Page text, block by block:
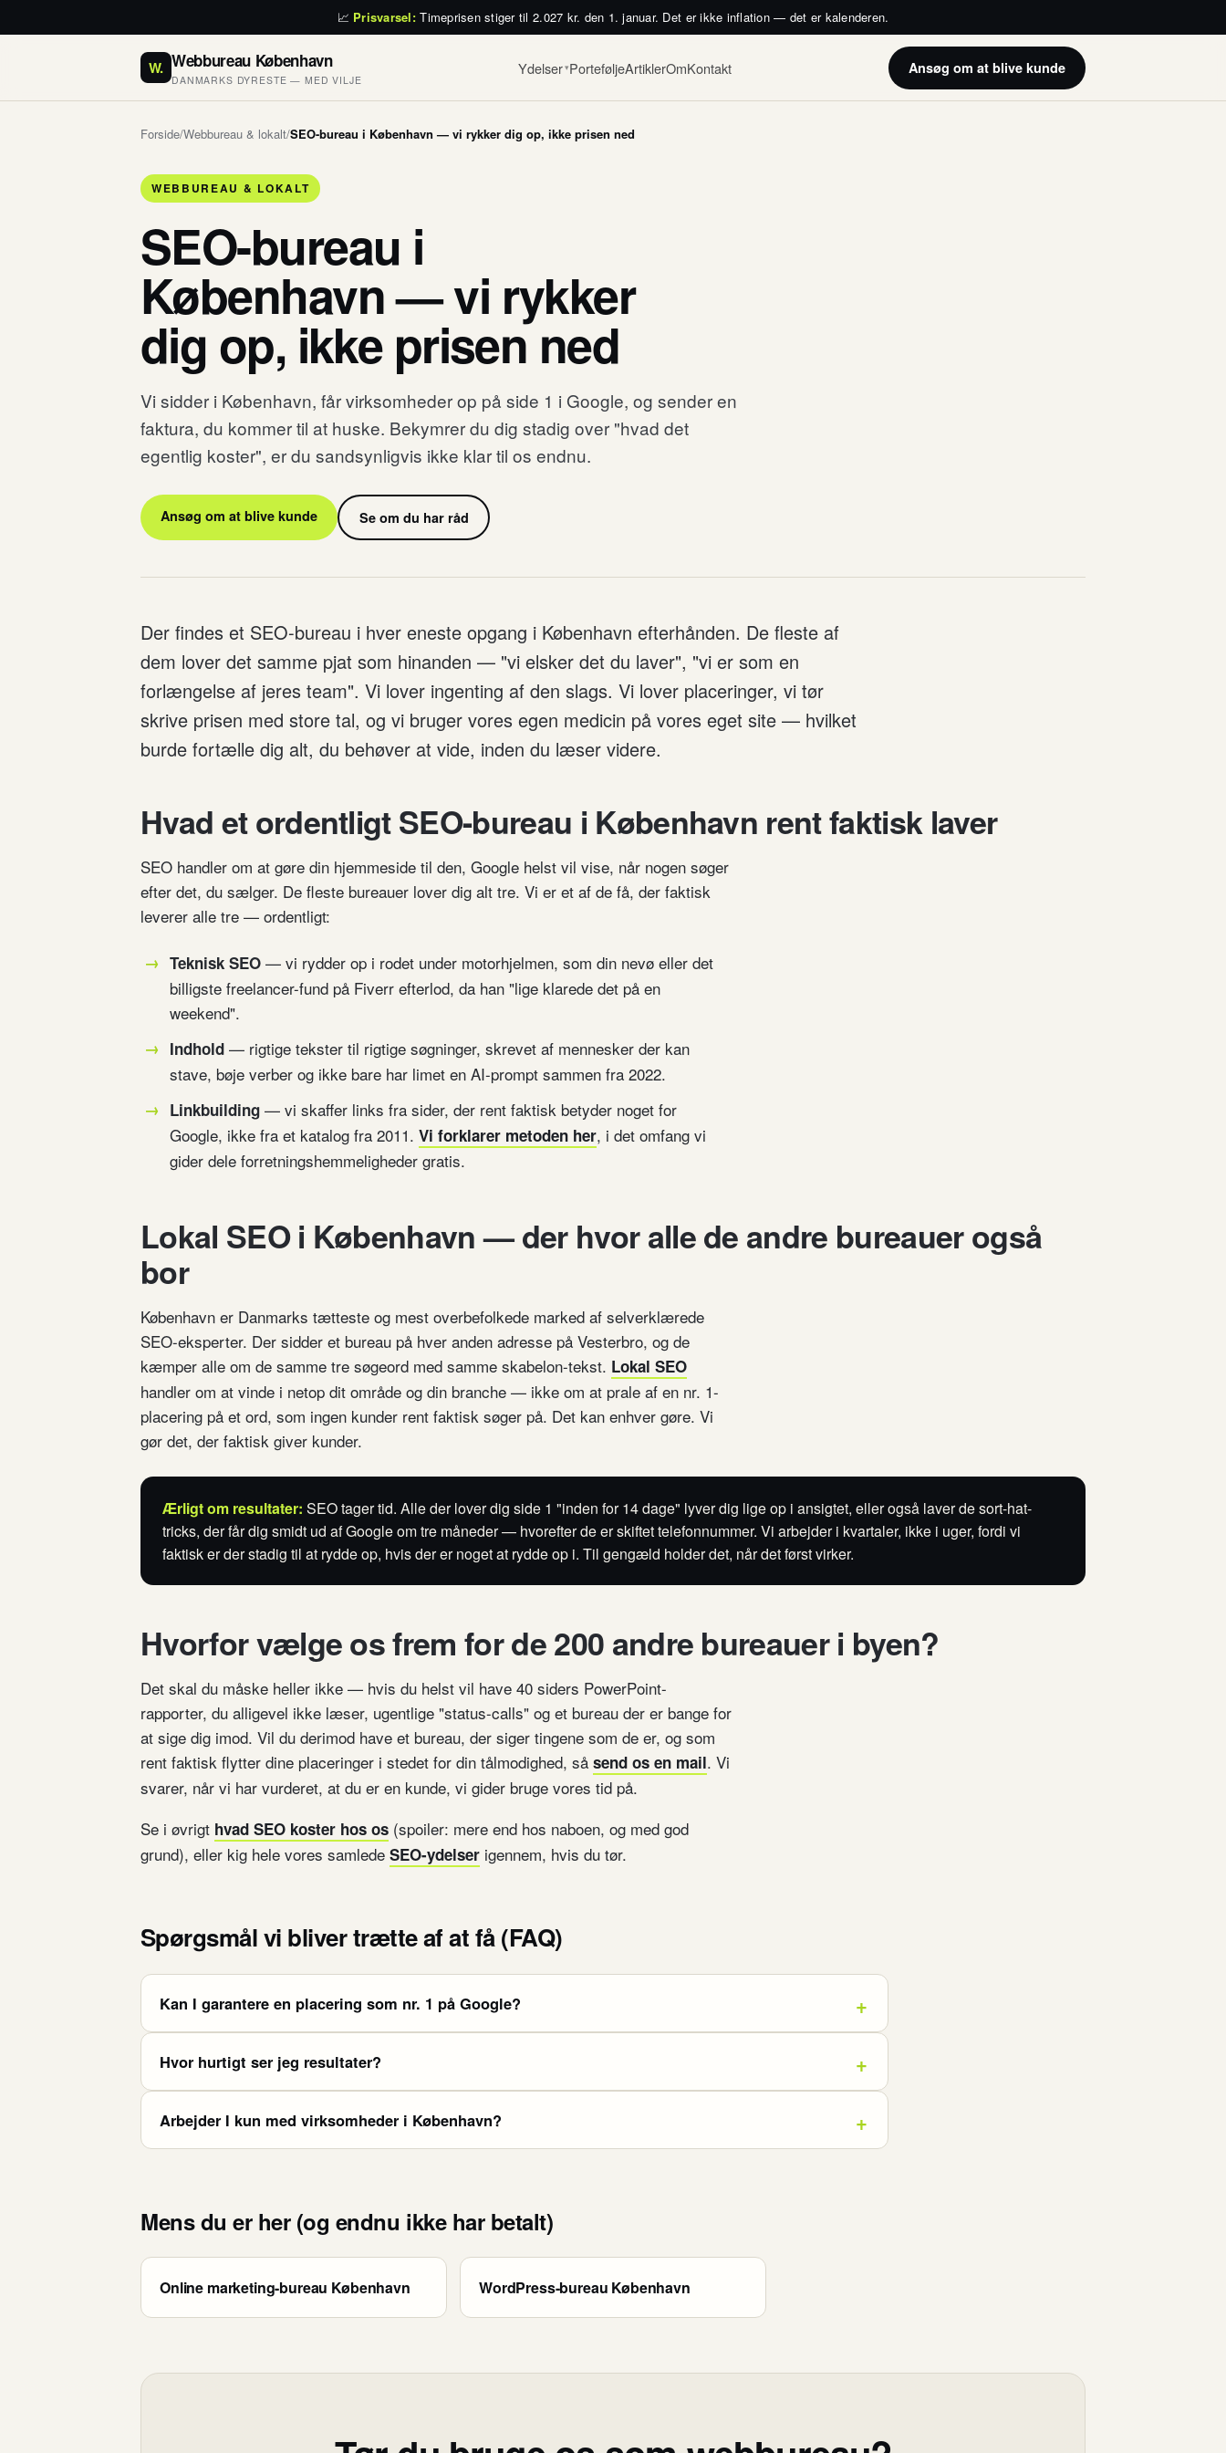
📈 Prisvarsel: Timeprisen stiger til 2.027 kr. den 1. januar. Det er ikke inflation — det er kalenderen.
W. Webbureau København
DANMARKS DYRESTE — MED VILJE
Ydelser▾PorteføljeArtiklerOmKontakt Ansøg om at blive kunde
Forside/Webbureau & lokalt/SEO-bureau i København — vi rykker dig op, ikke prisen ned
WEBBUREAU & LOKALT
SEO-bureau i
København — vi rykker
dig op, ikke prisen ned
Vi sidder i København, får virksomheder op på side 1 i Google, og sender en
faktura, du kommer til at huske. Bekymrer du dig stadig over "hvad det
egentlig koster", er du sandsynligvis ikke klar til os endnu.
Ansøg om at blive kunde Se om du har råd
Der findes et SEO-bureau i hver eneste opgang i København efterhånden. De fleste af
dem lover det samme pjat som hinanden — "vi elsker det du laver", "vi er som en
forlængelse af jeres team". Vi lover ingenting af den slags. Vi lover placeringer, vi tør
skrive prisen med store tal, og vi bruger vores egen medicin på vores eget site — hvilket
burde fortælle dig alt, du behøver at vide, inden du læser videre.
Hvad et ordentligt SEO-bureau i København rent faktisk laver
SEO handler om at gøre din hjemmeside til den, Google helst vil vise, når nogen søger
efter det, du sælger. De fleste bureauer lover dig alt tre. Vi er et af de få, der faktisk
leverer alle tre — ordentligt:
Teknisk SEO — vi rydder op i rodet under motorhjelmen, som din nevø eller det
billigste freelancer-fund på Fiverr efterlod, da han "lige klarede det på en
weekend".
Indhold — rigtige tekster til rigtige søgninger, skrevet af mennesker der kan
stave, bøje verber og ikke bare har limet en AI-prompt sammen fra 2022.
Linkbuilding — vi skaffer links fra sider, der rent faktisk betyder noget for
Google, ikke fra et katalog fra 2011. Vi forklarer metoden her, i det omfang vi
gider dele forretningshemmeligheder gratis.
Lokal SEO i København — der hvor alle de andre bureauer også
bor
København er Danmarks tætteste og mest overbefolkede marked af selverklærede
SEO-eksperter. Der sidder et bureau på hver anden adresse på Vesterbro, og de
kæmper alle om de samme tre søgeord med samme skabelon-tekst. Lokal SEO
handler om at vinde i netop dit område og din branche — ikke om at prale af en nr. 1-
placering på et ord, som ingen kunder rent faktisk søger på. Det kan enhver gøre. Vi
gør det, der faktisk giver kunder.
Ærligt om resultater: SEO tager tid. Alle der lover dig side 1 "inden for 14 dage" lyver dig lige op i ansigtet, eller også laver de sort-hat-
tricks, der får dig smidt ud af Google om tre måneder — hvorefter de er skiftet telefonnummer. Vi arbejder i kvartaler, ikke i uger, fordi vi
faktisk er der stadig til at rydde op, hvis der er noget at rydde op i. Til gengæld holder det, når det først virker.
Hvorfor vælge os frem for de 200 andre bureauer i byen?
Det skal du måske heller ikke — hvis du helst vil have 40 siders PowerPoint-
rapporter, du alligevel ikke læser, ugentlige "status-calls" og et bureau der er bange for
at sige dig imod. Vil du derimod have et bureau, der siger tingene som de er, og som
rent faktisk flytter dine placeringer i stedet for din tålmodighed, så send os en mail. Vi
svarer, når vi har vurderet, at du er en kunde, vi gider bruge vores tid på.
Se i øvrigt hvad SEO koster hos os (spoiler: mere end hos naboen, og med god
grund), eller kig hele vores samlede SEO-ydelser igennem, hvis du tør.
Spørgsmål vi bliver trætte af at få (FAQ)
Kan I garantere en placering som nr. 1 på Google?
Hvor hurtigt ser jeg resultater?
Arbejder I kun med virksomheder i København?
Mens du er her (og endnu ikke har betalt)
Online marketing-bureau København WordPress-bureau København